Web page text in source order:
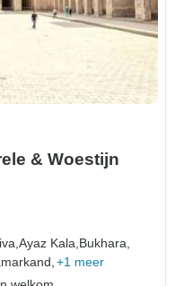
& Woestijn
Ayaz Kala,Bukhara,
+1 meer